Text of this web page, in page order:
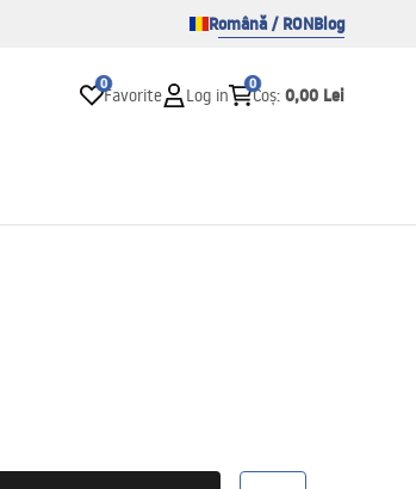
Română / RONBlog
0
Favorite Log in
0
Coș: 0,00 Lei